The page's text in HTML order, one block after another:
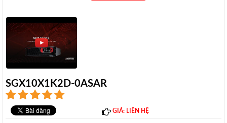
SGX10X1K2D-0ASAR
GIÁ: LIÊN HỆ